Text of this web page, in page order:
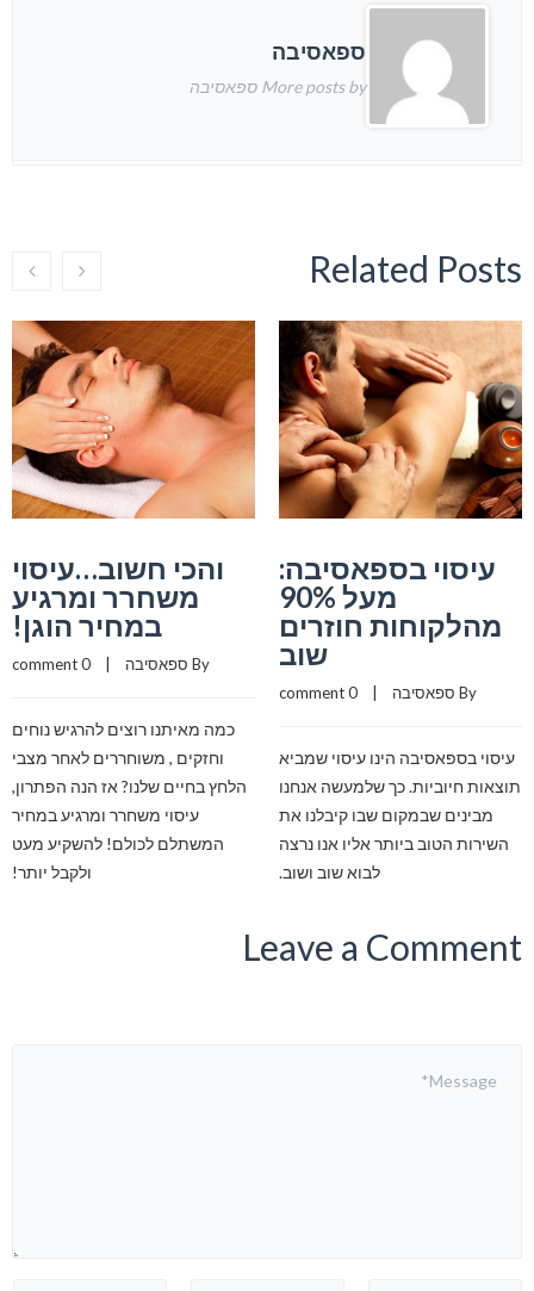
ספאסיבה
More posts by ספאסיבה
Related Posts
והכי חשוב…עיסוי
משחרר ומרגיע
במחיר הוגן!
By ספאסיבה 0 comment
כמה מאיתנו רוצים להרגיש נוחים
וחזקים , משוחררים לאחר מצבי
הלחץ בחיים שלנו? אז הנה הפתרון,
עיסוי משחרר ומרגיע במחיר
המשתלם לכולם! להשקיע מעט
ולקבל יותר!
עיסוי בספאסיבה:
מעל 90%
מהלקוחות חוזרים
שוב
By ספאסיבה 0 comment
עיסוי בספאסיבה הינו עיסוי שמביא
תוצאות חיוביות. כך שלמעשה אנחנו
מבינים שבמקום שבו קיבלנו את
השירות הטוב ביותר אליו אנו נרצה
לבוא שוב ושוב.
Leave a Comment